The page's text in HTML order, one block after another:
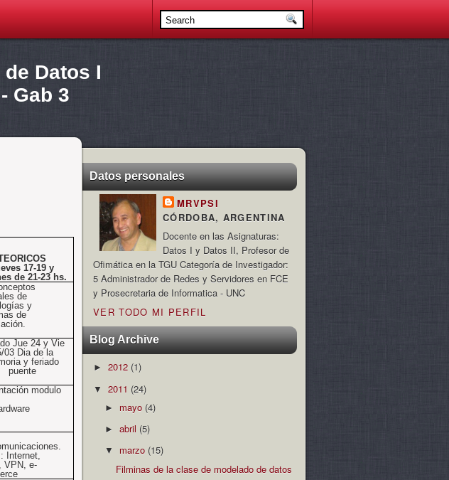
Datos I
Gab 3
17-19 y
de 21-23 hs.
de
y
de
Jue 24 y Vie
03 Dia de la
y feriado
puente
modulo
Internet,
VPN, e-
Datos personales
MRVPSI
CÓRDOBA, ARGENTINA
Docente en las Asignaturas:
Datos I y Datos II, Profesor de
Ofimática en la TGU Categoría de Investigador:
5 Administrador de Redes y Servidores en FCE
y Prosecretaria de Informatica - UNC
VER TODO MI PERFIL
Blog Archive
► 2012 (1)
▼ 2011 (24)
► mayo (4)
► abril (5)
▼ marzo (15)
Filminas de la clase de modelado de datos